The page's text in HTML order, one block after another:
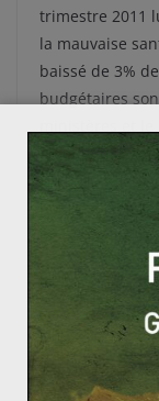
trimestre 2011
la mauvaise
baissé de 3%
budgétaires
en effet mis
Fitch. La raison
pour assainir
ne laissent pas
La solution à la
serait donc
croissance :